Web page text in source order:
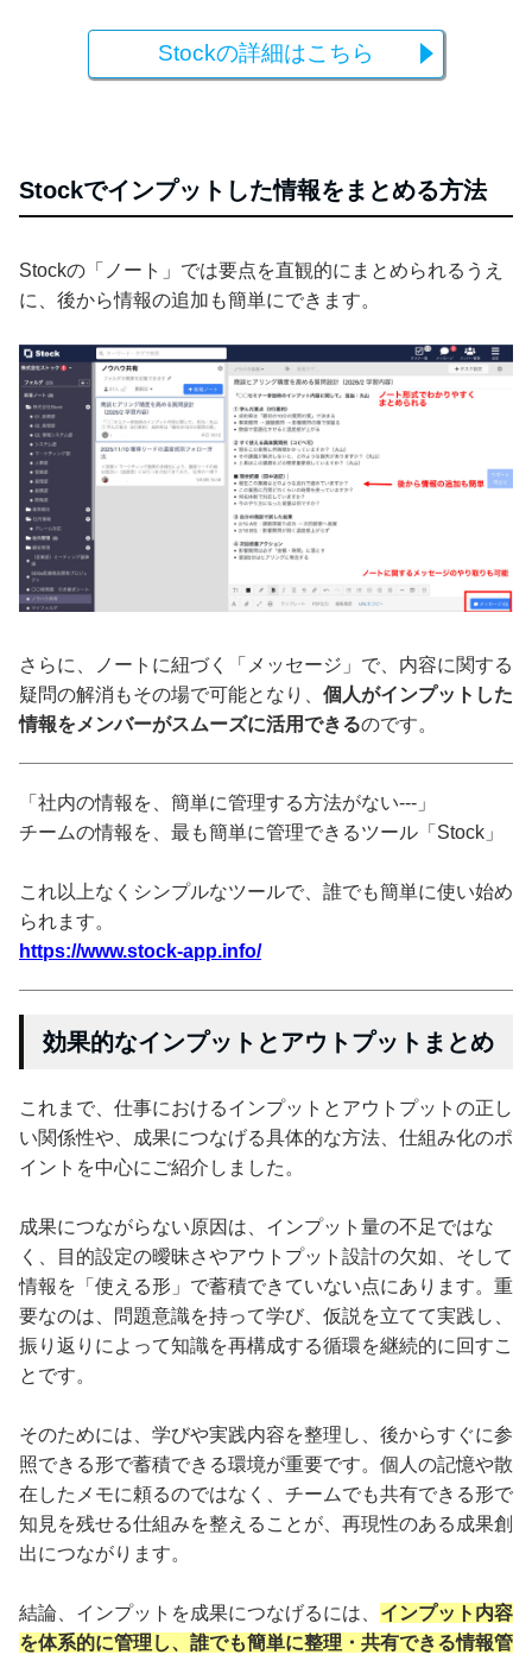
Stockの詳細はこちら
Stockでインプットした情報をまとめる方法
Stockの「ノート」では要点を直観的にまとめられるうえ
に、後から情報の追加も簡単にできます。
さらに、ノートに紐づく「メッセージ」で、内容に関する
疑問の解消もその場で可能となり、 個人がインプットした
情報をメンバーがスムーズに活用できるのです。
「社内の情報を、簡単に管理する方法がない---」
チームの情報を、最も簡単に管理できるツール「Stock」
これ以上なくシンプルなツールで、誰でも簡単に使い始め
られます。
https://www.stock-app.info/
効果的なインプットとアウトプットまとめ
これまで、仕事におけるインプットとアウトプットの正し
い関係性や、成果につなげる具体的な方法、仕組み化のポ
イントを中心にご紹介しました。
成果につながらない原因は、インプット量の不足ではな
く、目的設定の曖昧さやアウトプット設計の欠如、そして
情報を「使える形」で蓄積できていない点にあります。重
要なのは、問題意識を持って学び、仮説を立てて実践し、
振り返りによって知識を再構成する循環を継続的に回すこ
とです。
そのためには、学びや実践内容を整理し、後からすぐに参
照できる形で蓄積できる環境が重要です。個人の記憶や散
在したメモに頼るのではなく、チームでも共有できる形で
知見を残せる仕組みを整えることが、再現性のある成果創
出につながります。
結論、インプットを成果につなげるには、 インプット内容
を体系的に管理し、誰でも簡単に整理・共有できる情報管